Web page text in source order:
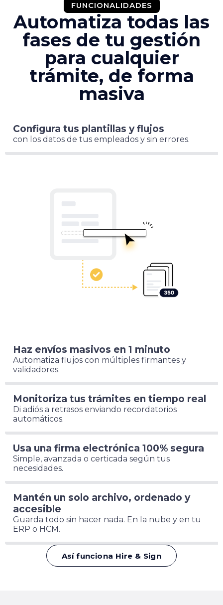
FUNCIONALIDADES
Automatiza todas las
fases de tu gestión
para cualquier
trámite, de forma
masiva
Configura tus plantillas y flujos
con los datos de tus empleados y sin errores.
Haz envíos masivos en 1 minuto
Automatiza flujos con múltiples firmantes y
validadores.
Monitoriza tus trámites en tiempo real
Di adiós a retrasos enviando recordatorios
automáticos.
Usa una firma electrónica 100% segura
Simple, avanzada o certicada según tus
necesidades.
Mantén un solo archivo, ordenado y
accesible
Guarda todo sin hacer nada. En la nube y en tu
ERP o HCM.
Así funciona Hire & Sign